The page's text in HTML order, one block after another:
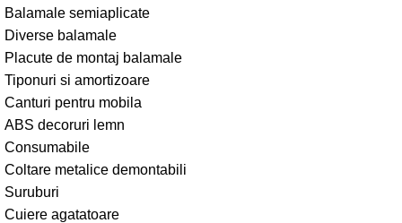
Balamale semiaplicate
Diverse balamale
Placute de montaj balamale
Tiponuri si amortizoare
Canturi pentru mobila
ABS decoruri lemn
Consumabile
Coltare metalice demontabili
Suruburi
Cuiere agatatoare